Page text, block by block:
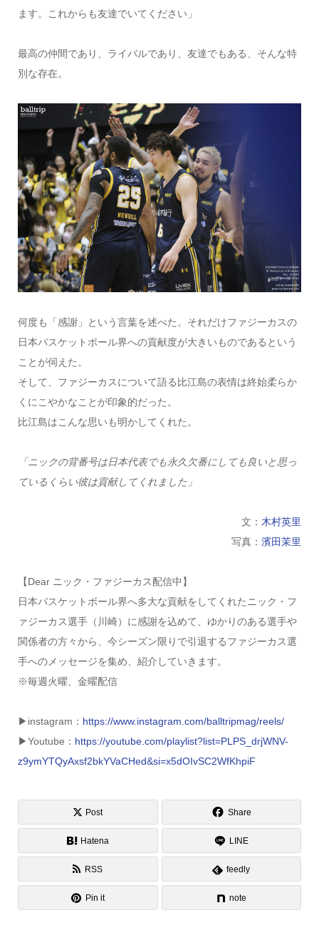
ます。これからも友達でいてください」
最高の仲間であり、ライバルであり、友達でもある、そんな特
別な存在。
何度も「感謝」という言葉を述べた。それだけファジーカスの
日本バスケットボール界への貢献度が大きいものであるという
ことが伺えた。
そして、ファジーカスについて語る比江島の表情は終始柔らか
くにこやかなことが印象的だった。
比江島はこんな思いも明かしてくれた。
「ニックの背番号は日本代表でも永久欠番にしても良いと思っ
ているくらい彼は貢献してくれました」
文： 木村英里
写真：濱田茉里
【Dear ニック・ファジーカス配信中】
日本バスケットボール界へ多大な貢献をしてくれたニック・フ
ァジーカス選手（川崎）に感謝を込めて、ゆかりのある選手や
関係者の方々から、今シーズン限りで引退するファジーカス選
手へのメッセージを集め、紹介していきます。
※毎週火曜、金曜配信
▶︎instagram： https://www.instagram.com/balltripmag/reels/
▶︎Youtube： https://youtube.com/playlist?list=PLPS_drjWNV-
z9ymYTQyAxsf2bkYVaCHed&si=x5dOIvSC2WfKhpiF
Post Share
Hatena LINE
RSS feedly
Pin it note